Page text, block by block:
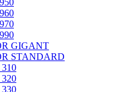
GIGANT
STANDARD